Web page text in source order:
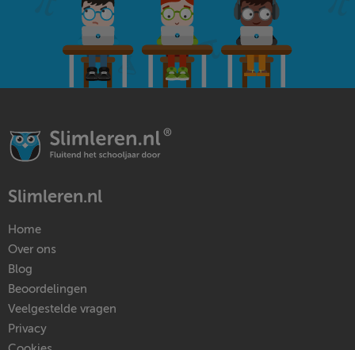
Slimleren.nl
Home
Over ons
Blog
Beoordelingen
Veelgestelde vragen
Privacy